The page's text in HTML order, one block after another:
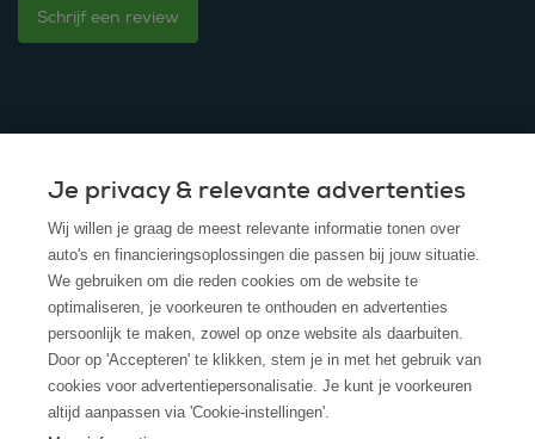
Schrijf een review
© 2025 - ROS Krediet Service
Algemene Voorwaarden
Disclaimer
Privacy Policy
Cookies
Je privacy & relevante advertenties
Wij willen je graag de meest relevante informatie tonen over
auto's en financieringsoplossingen die passen bij jouw situatie.
We gebruiken om die reden cookies om de website te
optimaliseren, je voorkeuren te onthouden en advertenties
persoonlijk te maken, zowel op onze website als daarbuiten.
Door op 'Accepteren' te klikken, stem je in met het gebruik van
cookies voor advertentiepersonalisatie. Je kunt je voorkeuren
altijd aanpassen via 'Cookie-instellingen'.